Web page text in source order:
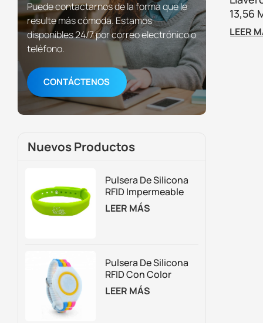
Puede contactarnos de la forma que le
resulte más cómoda. Estamos
disponibles 24/7 por correo electrónico o
teléfono.
CONTÁCTENOS
Nuevos Productos
Pulsera De Silicona
RFID Impermeable
Para Control De
Acceso Y Gestión De
LEER MÁS
Pulsera De Silicona
RFID Con Color
Personalizado
Ajustable
LEER MÁS
13,56
Para
LEER